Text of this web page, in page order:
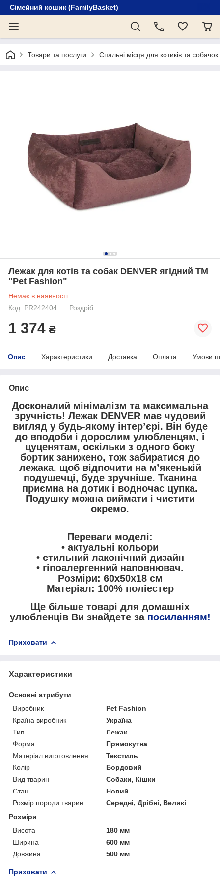
Сімейний кошик (FamilyBasket)
Товари та послуги Спальні місця для котиків та собачок
Лежак для котів та собак DENVER ягідний ТМ
"Pet Fashion"
Немає в наявності
Код: PR242404
Роздріб
1 374 ₴
Опис Характеристики Доставка Оплата Умови
Опис
Досконалий мінімалізм та максимальна
зручність! Лежак DENVERмає чудовий
вигляд у будь-якому інтер’єрі. Він буде
до вподоби і дорослим улюбленцям, і
цуценятам, оскільки з одного боку
бортик занижено, тож забиратися до
лежака, щоб відпочити на м’якенькій
подушечці, буде зручніше. Тканина
приємна на дотик і водночас цупка.
Подушку можна виймати і чистити
окремо.
Переваги моделі:
• актуальні кольори
• стильний лаконічний дизайн
• гіпоалергенний наповнювач.
Розміри: 60х50х18 см
Матеріал: 100% поліестер
Ще більше товарі для домашніх
улюбленців Ви знайдете за посиланням!
Приховати
Характеристики
Основні атрибути
Виробник
Pet Fashion
Країна виробник
Україна
Тип
Лежак
Форма
Прямокутна
Матеріал виготовлення
Текстиль
Колір
Бордовий
Вид тварин
Собаки, Кішки
Стан
Новий
Розмір породи тварин
Середні, Дрібні, Великі
Розміри
Висота
180 мм
Ширина
600 мм
Довжина
500 мм
Приховати